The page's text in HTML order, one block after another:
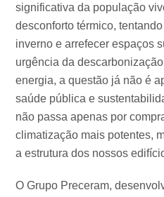
significativa da população
desconforto térmico,
inverno e arrefecer espaços
urgência da
energia, a questão já não é
saúde pública e
não passa apenas por
climatização mais potentes,
a estrutura dos nossos
O Grupo Preceram,